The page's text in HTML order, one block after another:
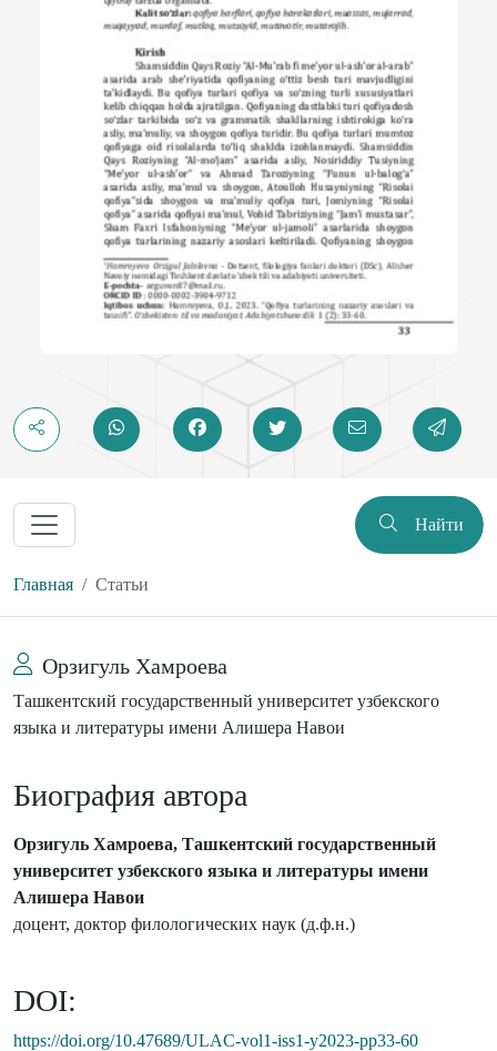
Найти
Главная Статьи
Орзигуль Хамроева
Ташкентский государственный университет узбекского
языка и литературы имени Алишера Навои
Биография автора
Орзигуль Хамроева, Ташкентский государственный
университет узбекского языка и литературы имени
Алишера Навои
доцент, доктор филологических наук (д.ф.н.)
DOI:
https://doi.org/10.47689/ULAC-vol1-iss1-y2023-pp33-60